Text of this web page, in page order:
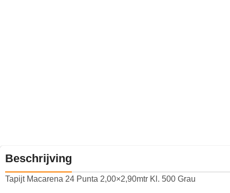
Beschrijving
Tapijt Macarena 24 Punta 2,00×2,90mtr Kl. 500 Grau